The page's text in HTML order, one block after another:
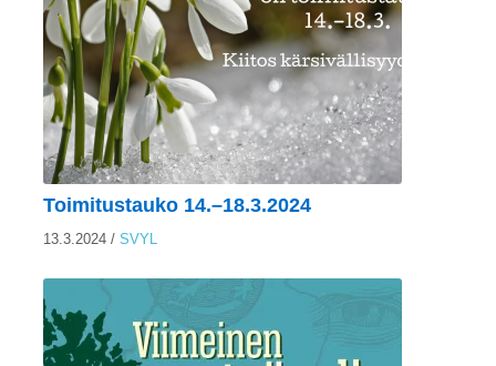
Toimitustauko 14.–18.3.2024
13.3.2024/ SVYL